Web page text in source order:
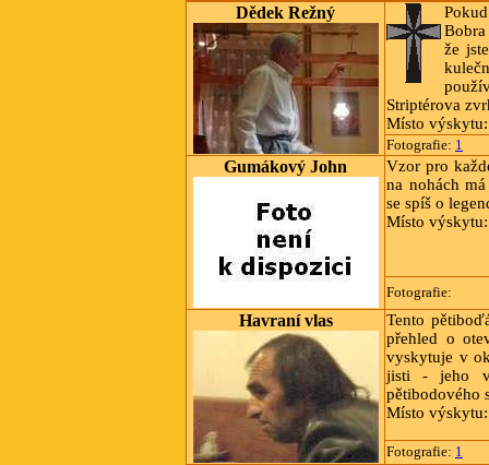
Dědek Režný
že
Striptérova
Místo
Fotografie: 1
Gumákový John
Vzor pro
na nohách
se spíš o
Místo
Fotografie:
Havraní vlas
Tento
přehled o
vyskytuje v
jisti - jeho
pětibodového
Místo
Fotografie: 1